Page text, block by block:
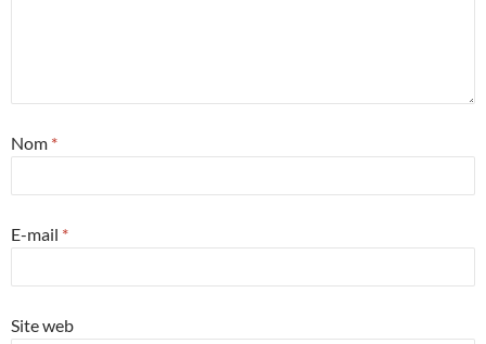
Nom *
E-mail *
Site web